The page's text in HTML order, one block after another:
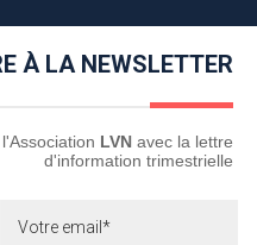
À LA NEWSLETTER
LVN avec la lettre
d'information trimestrielle